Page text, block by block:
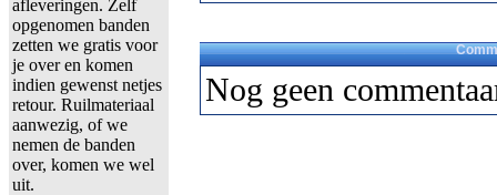
afleveringen. Zelf
opgenomen banden
zetten we gratis voor
je over en komen
indien gewenst netjes
retour. Ruilmateriaal
aanwezig, of we
nemen de banden
over, komen we wel
uit.
Nog geen